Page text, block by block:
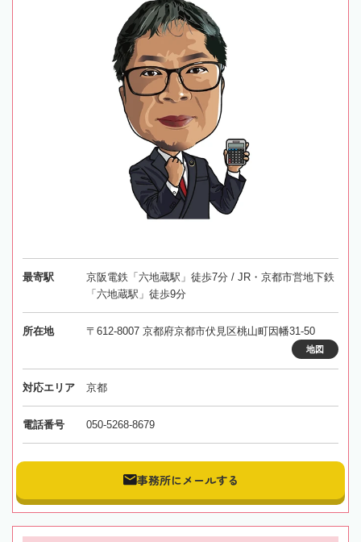
最寄駅
京阪電鉄「六地蔵駅」徒歩7分 / JR・京都市営地下鉄
「六地蔵駅」徒歩9分
所在地 〒612-8007 京都府京都市伏見区桃山町因幡31-50
地図
対応エリア 京都
電話番号 050-5268-8679
事務所にメールする